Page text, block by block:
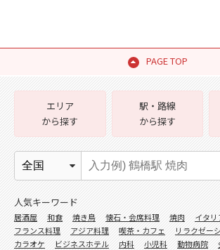
PAGE TOP
エリア
から探す
駅・路線
から探す
人気キーワード
居酒屋 和食 焼き鳥 懐石・会席料理 焼肉
イタ
フランス料理
アジア料理 喫茶・カフェ リラクゼー
カラオケ
ビジネスホテル 内科 小児科 動物病院